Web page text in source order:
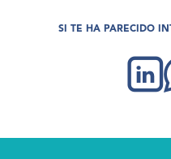
SI TE HA PARECIDO